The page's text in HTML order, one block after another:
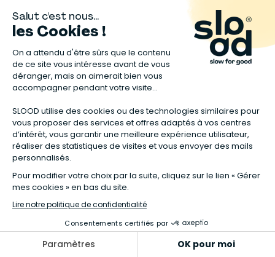
BIOLANE
Lait de toilette douceur
750ml
7,70 €
BIOLANE
Brume à l'eau thermale
150ml
4,90 €